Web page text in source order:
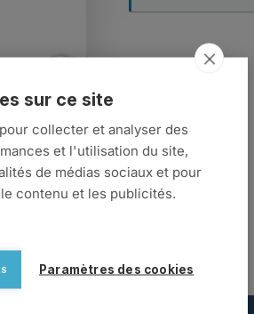
sur ce site
collecter et analyser des
et l'utilisation du site,
de médias sociaux et pour
contenu et les publicités.
Paramètres des cookies